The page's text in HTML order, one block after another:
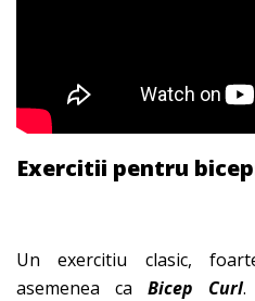
Exercitii pentru
Un exercitiu clasic,
asemenea ca Bicep Curl.